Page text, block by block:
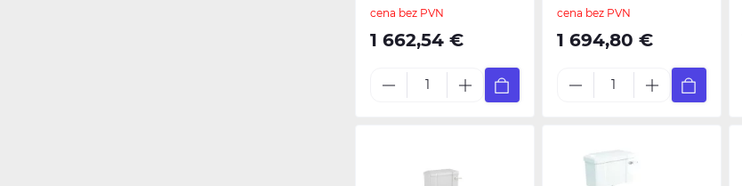
cena bez PVN
1 662,54 €
cena bez PVN
1 694,80 €